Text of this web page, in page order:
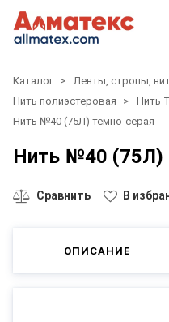
Каталог Ленты, стропы,
Нить полиэстеровая
Нить
Нить №40 (75Л) темно-серая
Нить №40 (75Л)
Сравнить В
ОПИСАНИЕ